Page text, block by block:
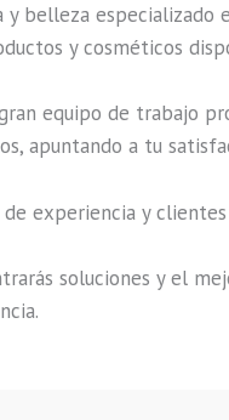
y belleza especializado
y cosméticos
equipo de trabajo
apuntando a tu
de experiencia y
soluciones y el